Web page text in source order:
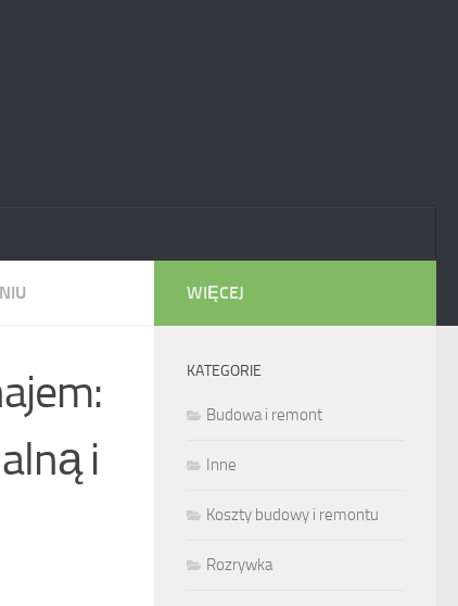
i
WIĘCEJ
KATEGORIE
Budowa i remont
Inne
Koszty budowy i remontu
Rozrywka